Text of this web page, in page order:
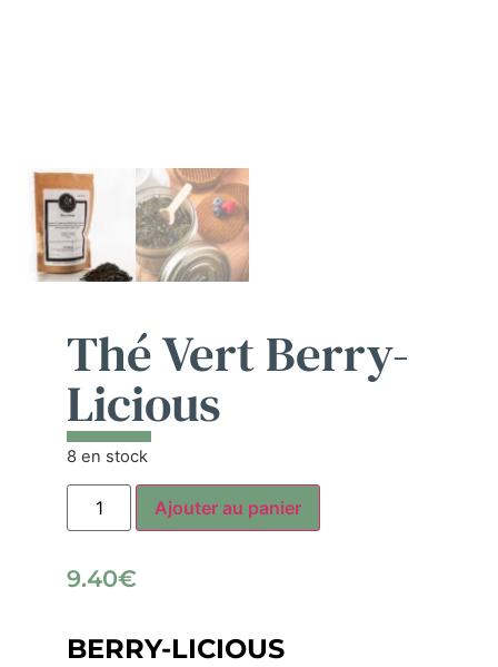
Thé Vert Berry-
Licious
8 en stock
Ajouter au panier
9.40€
BERRY-LICIOUS